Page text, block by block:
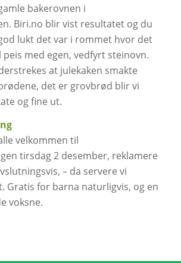
bakerovnen i
Biri.no blir vist resultatet og du
lukt det var i rommet hvor det
med egen, vedfyrt steinovn.
at julekaken smakte
det er grovbrød blir vi
og fine ut.
velkommen til
tirsdag 2 desember, reklamere
– da servere vi
Gratis for barna naturligvis, og en
voksne.